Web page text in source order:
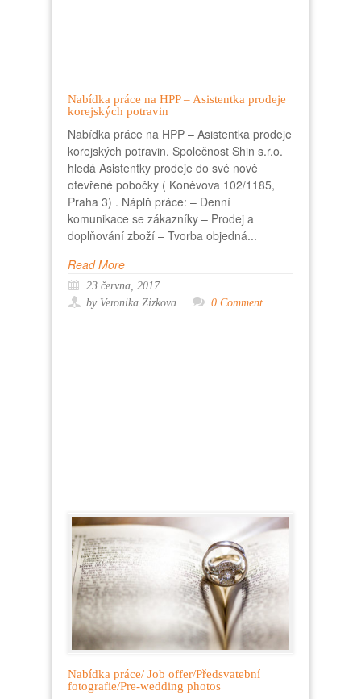
Nabídka práce na HPP – Asistentka prodeje
korejských potravin
Nabídka práce na HPP – Asistentka prodeje
korejských potravin. Společnost Shin s.r.o.
hledá Asistentky prodeje do své nově
otevřené pobočky ( Koněvova 102/1185,
Praha 3) . Náplň práce: – Denní
komunikace se zákazníky – Prodej a
doplňování zboží – Tvorba objedná...
Read More
23 června, 2017
by Veronika Zizkova
0 Comment
Nabídka práce/ Job offer/Předsvatební
fotografie/Pre-wedding photos